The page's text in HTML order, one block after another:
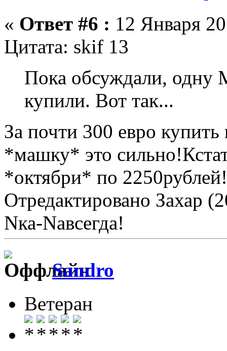
« Ответ #6 : 12 Января
Цитата: skif 13
Пока обсуждали, одну
купили. Вот так...
За почти 300 евро
*машку* это
*октябри* по 2250рублей!
Отредактировано Захар
Nка-Nавсегда!
Sandro
Ветеран